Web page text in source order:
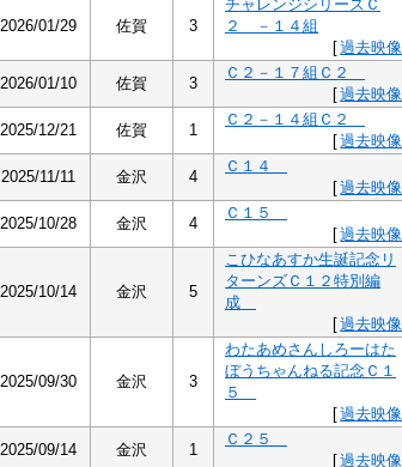
2026/01/29 佐賀 3
チャレンジシリーズＣ
２ －１４組
[過去映像
2026/01/10 佐賀 3
Ｃ２－１７組Ｃ２
[過去映像
2025/12/21 佐賀 1
Ｃ２－１４組Ｃ２
[過去映像
2025/11/11 金沢 4
Ｃ１４
[過去映像
2025/10/28 金沢 4
Ｃ１５
[過去映像
2025/10/14 金沢 5
こひなあすか生誕記念リ
ターンズＣ１２特別編
成
[過去映像
2025/09/30 金沢 3
わたあめさんしろーはた
ぼうちゃんねる記念Ｃ１
５
[過去映像
2025/09/14 金沢 1
Ｃ２５
[過去映像